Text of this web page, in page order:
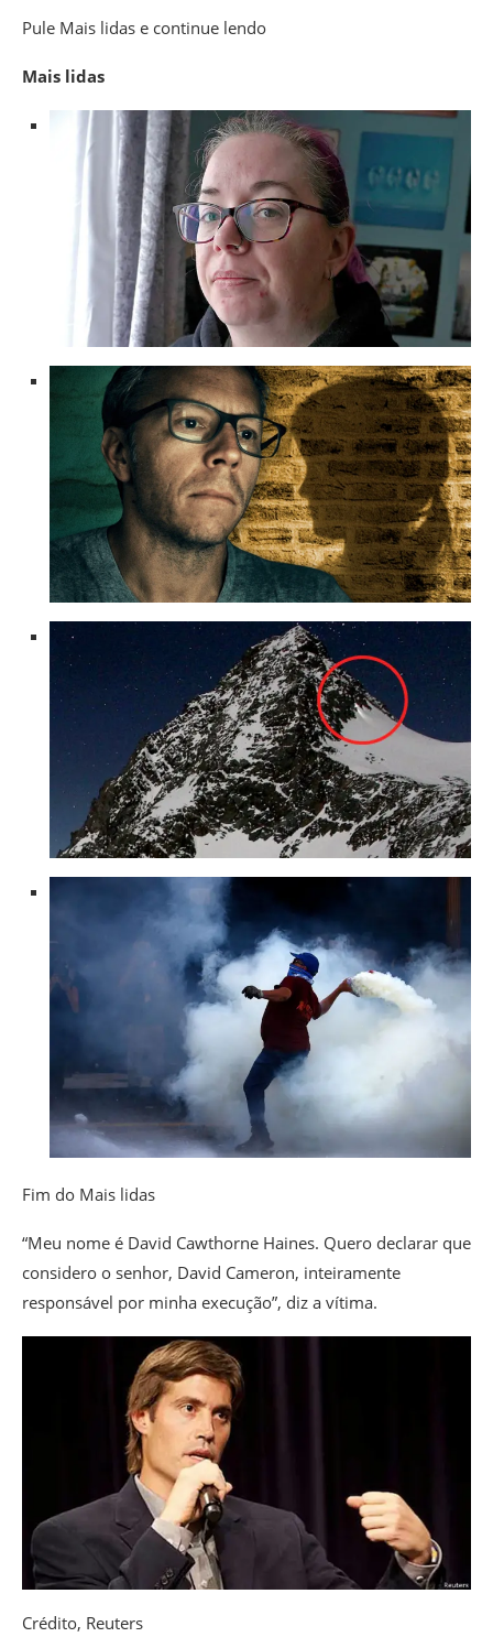
Pule Mais lidas e continue lendo
Mais lidas
Fim do Mais lidas
“Meu nome é David Cawthorne Haines. Quero declarar que
considero o senhor, David Cameron, inteiramente
responsável por minha execução”, diz a vítima.
Crédito, Reuters